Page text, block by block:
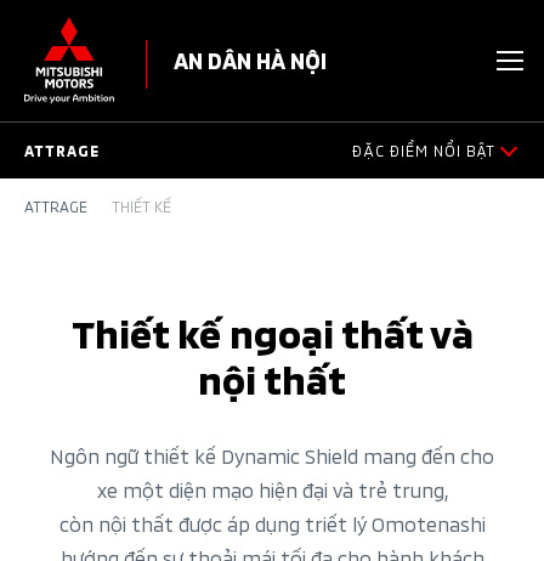
AN DÂN HÀ NỘI
ATTRAGE ĐẶC ĐIỂM NỔI BẬT
VẬN HÀNH
PHỤ KIỆN HỢP TÁC BÊN THỨ 3
CHƯƠNG TRÌNH TÀI CHÍNH
ATTRAGE THIẾT KẾ
Thiết kế ngoại thất và
nội thất
Ngôn ngữ thiết kế Dynamic Shield mang đến cho
xe một diện mạo hiện đại và trẻ trung,
còn nội thất được áp dụng triết lý Omotenashi